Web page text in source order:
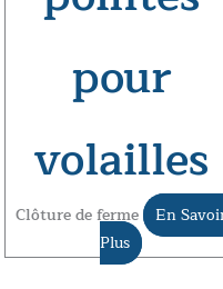
pour
volailles
Clôture de ferme En
Plus